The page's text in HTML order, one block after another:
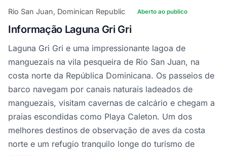
Rio San Juan, Dominican Republic Aberto ao publico
Informação Laguna Gri Gri
Laguna Gri Gri e uma impressionante lagoa de
manguezais na vila pesqueira de Rio San Juan, na
costa norte da República Dominicana. Os passeios de
barco navegam por canais naturais ladeados de
manguezais, visitam cavernas de calcário e chegam a
praias escondidas como Playa Caleton. Um dos
melhores destinos de observação de aves da costa
norte e um refugio tranquilo longe do turismo de